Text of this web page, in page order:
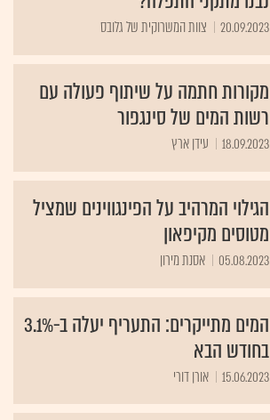
20.09.2023 צוות המשרוקית של גלובס
מקורות חתמה על שיתוף פעולה עם
רשות המים של סינגפור
18.09.2023 עידן ארץ
הגילוי המרהיב על הפינגווינים שמציל
מטוסים מקיפאון
05.08.2023 אסנת מירון
המים מתייקרים: התעריף יעלה ב-3.1%
בחודש הבא
15.06.2023 אורן דורי